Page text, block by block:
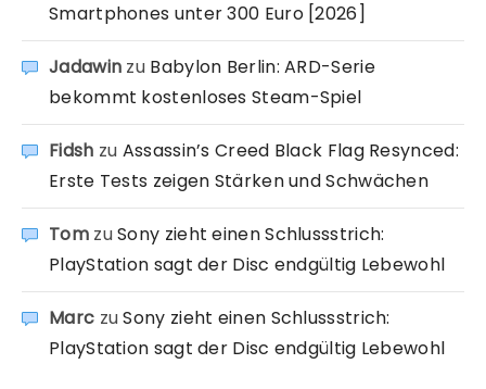
Smartphones unter 300 Euro [2026]
Jadawin zu Babylon Berlin: ARD-Serie
bekommt kostenloses Steam-Spiel
Fidsh zu Assassin’s Creed Black Flag Resynced:
Erste Tests zeigen Stärken und Schwächen
TomzuSony zieht einen Schlussstrich:
PlayStation sagt der Disc endgültig Lebewohl
Marc zuSony zieht einen Schlussstrich:
PlayStation sagt der Disc endgültig Lebewohl